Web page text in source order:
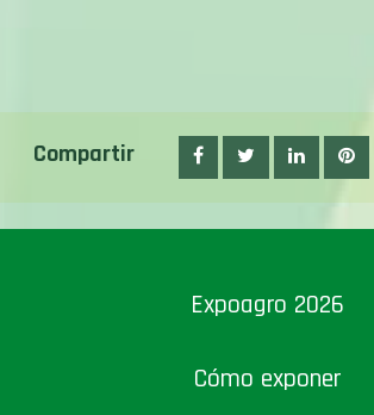
Compartir
Expoagro 2026
Cómo exponer